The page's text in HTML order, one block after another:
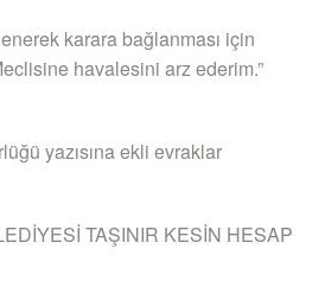
karara bağlanması için
havalesini arz ederim.”
yazısına ekli evraklar
TAŞINIR KESİN HESAP